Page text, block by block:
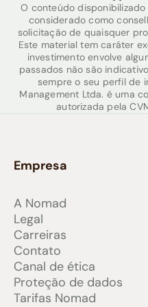
O conteúdo
considerado como
solicitação de quaisquer
Este material tem caráter
investimento envolve
passados não são
sempre o seu perfil de
Management Ltda. é uma
autorizada pela
Empresa
A Nomad
Legal
Carreiras
Contato
Canal de ética
Proteção de dados
Tarifas Nomad